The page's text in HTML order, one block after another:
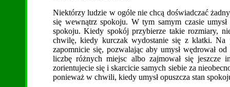
Niektórzy ludzie w ogóle nie chcą doświadczać
się wewnątrz spokoju. W tym samym czasie
spokoju. Kiedy spokój przybierze takie rozmiary,
chwilę, kiedy kurczak wydostanie się z klatki. Na
zapomnicie się, pozwalając aby umysł wędrował
liczbę różnych miejsc albo zajmował się jeszcze
zorientujecie się i skarcicie samych siebie za
ponieważ w chwili, kiedy umysł opuszcza stan